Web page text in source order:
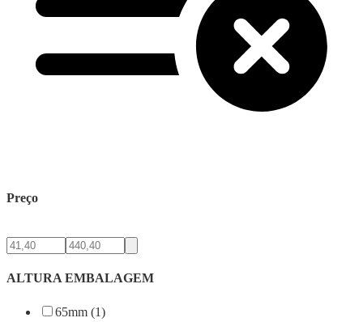
Preço
ALTURA EMBALAGEM
65mm (1)